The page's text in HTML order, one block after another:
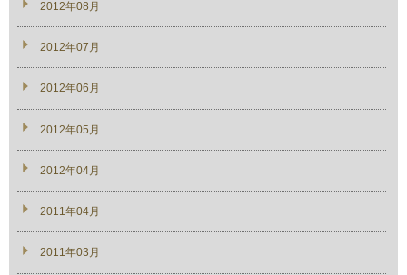
2012年08月
2012年07月
2012年06月
2012年05月
2012年04月
2011年04月
2011年03月